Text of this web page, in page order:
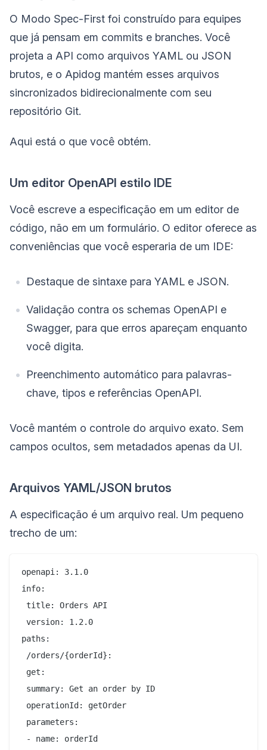
O Modo Spec-First foi construído para equipes
que já pensam em commits e branches. Você
projeta a API como arquivos YAML ou JSON
brutos, e o Apidog mantém esses arquivos
sincronizados bidirecionalmente com seu
repositório Git.
Aqui está o que você obtém.
Um editor OpenAPI estilo IDE
Você escreve a especificação em um editor de
código, não em um formulário. O editor oferece as
conveniências que você esperaria de um IDE:
Destaque de sintaxe para YAML e JSON.
Validação contra os schemas OpenAPI e
Swagger, para que erros apareçam enquanto
você digita.
Preenchimento automático para palavras-
chave, tipos e referências OpenAPI.
Você mantém o controle do arquivo exato. Sem
campos ocultos, sem metadados apenas da UI.
Arquivos YAML/JSON brutos
A especificação é um arquivo real. Um pequeno
trecho de um:
openapi: 3.1.0
info:
title: Orders API
version: 1.2.0
paths:
/orders/{orderId}:
get:
summary: Get an order by ID
operationId: getOrder
parameters:
- name: orderId